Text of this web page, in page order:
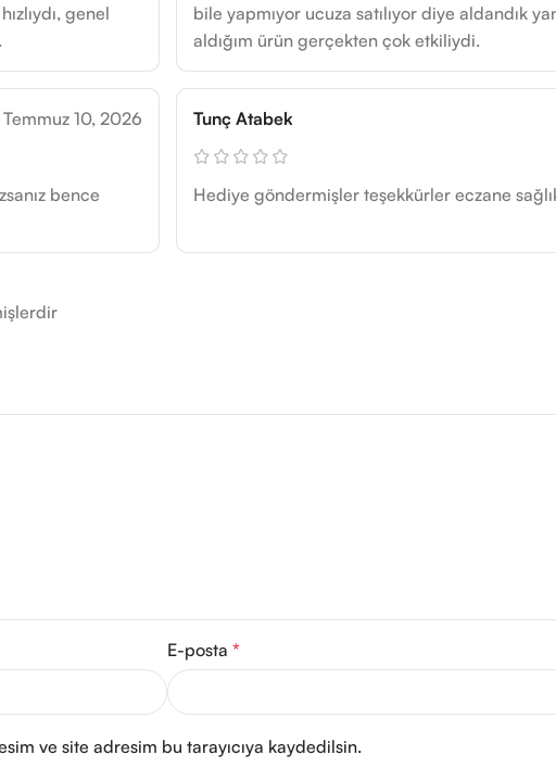
genel
bile yapmıyor ucuza satılıyor diye aldandık
aldığım ürün gerçekten çok etkiliydi.
Temmuz 10, 2026
bence
Tunç Atabek
Hediye göndermişler teşekkürler eczane
E-posta *
ve site adresim bu tarayıcıya kaydedilsin.